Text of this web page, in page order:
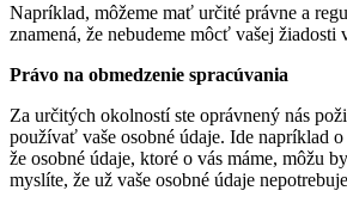
Napríklad, môžeme mať určité právne a
znamená, že nebudeme môcť vašej žiadosti
Právo na obmedzenie spracúvania
Za určitých okolností ste oprávnený nás
používať vaše osobné údaje. Ide napríklad
že osobné údaje, ktoré o vás máme, môžu
myslíte, že už vaše osobné údaje